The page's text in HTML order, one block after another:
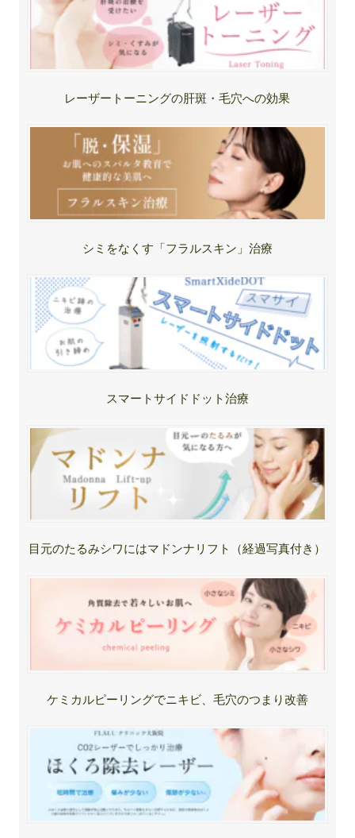
レーザートーニングの肝斑・毛穴への効果
シミをなくす「フラルスキン」治療
スマートサイドドット治療
目元のたるみシワにはマドンナリフト（経過写真付き）
ケミカルピーリングでニキビ、毛穴のつまり改善